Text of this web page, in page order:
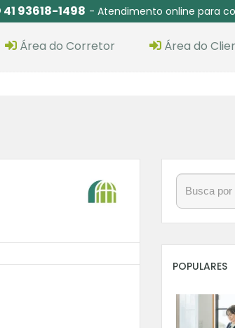
41 93618-1498 - Atendimento online para
Área do Corretor Área do
POPULARES